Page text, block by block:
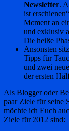
Newsletter.
ist
Moment an
und exklusiv
Die heiße
Ansonsten
Tipps für
und zwei
der ersten
Als Blogger oder
paar Ziele für seine
möchte ich Euch
Ziele für 2012 sind: